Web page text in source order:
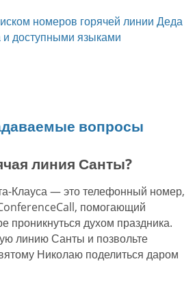
номеров горячей линии Деда
доступными языками
вопросы
линия Санты?
Клауса — это телефонный номер,
помогающий
проникнуться духом праздника.
линию Санты и позвольте
Николаю поделиться даром